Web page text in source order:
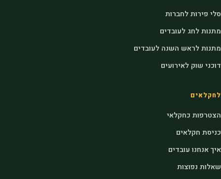
סלי פירות לחברות
מתנות לחג לעובדים
מתנות לראש השנה לעובדים
דוכני שוק לאירועים
לחקלאים
הצטרפות כחקלאי
כניסת חקלאים
איך אנחנו עובדים
שאלות נפוצות